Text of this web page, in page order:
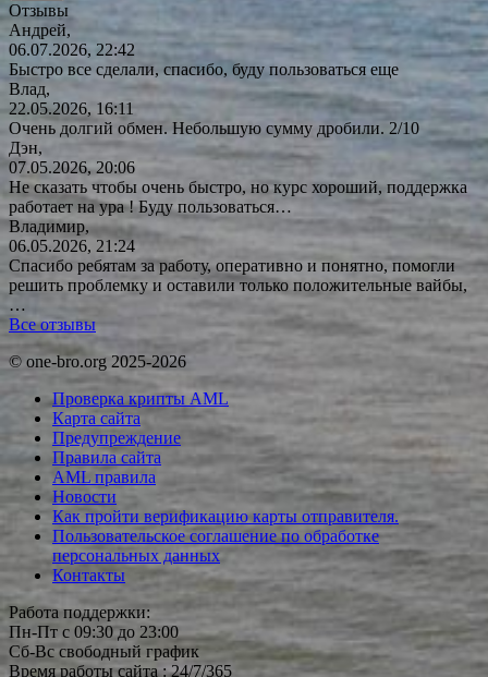
Отзывы
Андрей,
06.07.2026, 22:42
Быстро все сделали, спасибо, буду пользоваться еще
Влад,
22.05.2026, 16:11
Очень долгий обмен. Небольшую сумму дробили. 2/10
Дэн,
07.05.2026, 20:06
Не сказать чтобы очень быстро, но курс хороший, поддержка
работает на ура ! Буду пользоваться…
Владимир,
06.05.2026, 21:24
Спасибо ребятам за работу, оперативно и понятно, помогли
решить проблемку и оставили только положительные вайбы,
…
Все отзывы
© one-bro.org 2025-2026
Проверка крипты AML
Карта сайта
Предупреждение
Правила сайта
AML правила
Новости
Как пройти верификацию карты отправителя.
Пользовательское соглашение по обработке
персональных данных
Контакты
Работа поддержки:
Пн-Пт с 09:30 до 23:00
Сб-Вс свободный график
Время работы сайта : 24/7/365